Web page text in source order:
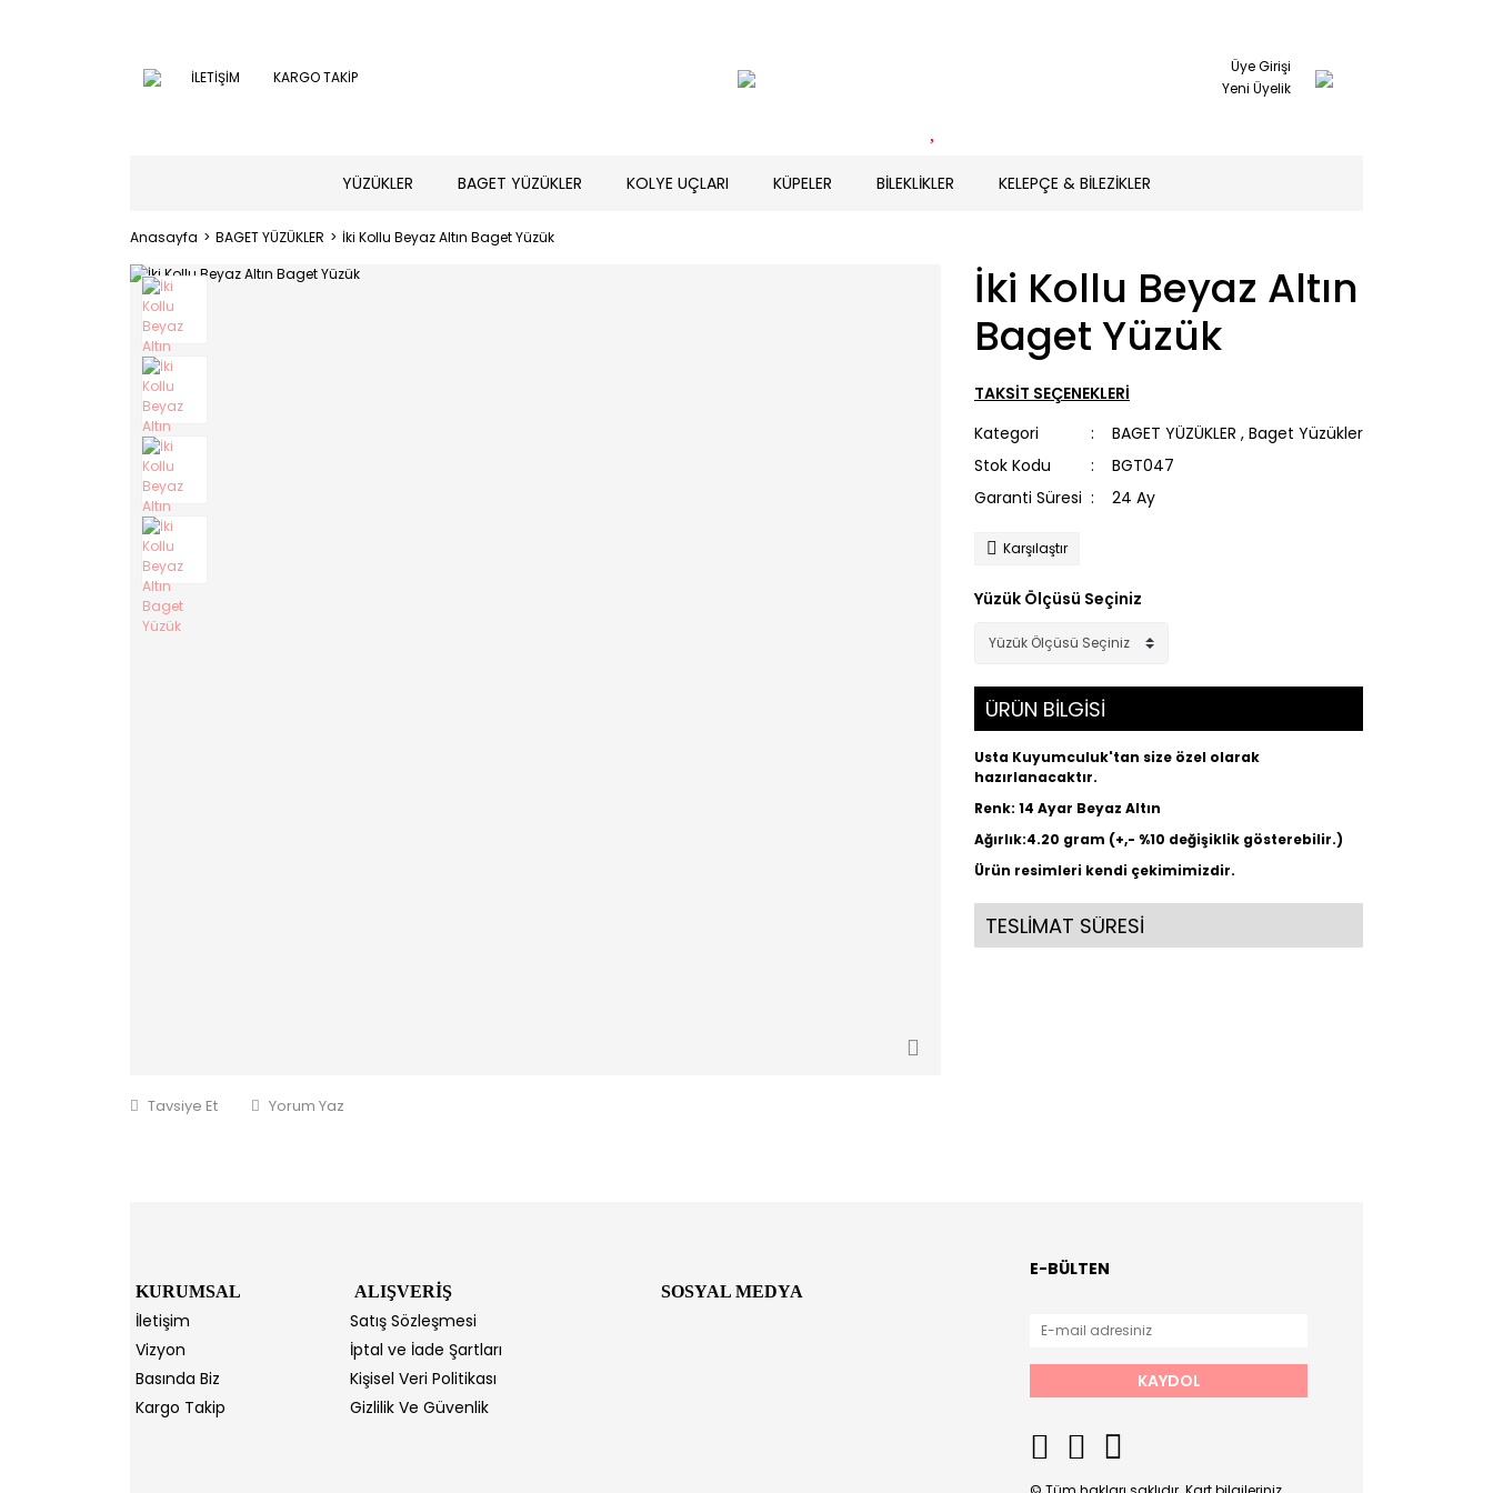
İLETİŞİM KARGO TAKİP
Üye Girişi
Yeni Üyelik
YÜZÜKLER BAGET YÜZÜKLER KOLYE UÇLARI KÜPELER BİLEKLİKLER KELEPÇE & BİLEZİKLER
Anasayfa BAGET YÜZÜKLER İki Kollu Beyaz Altın Baget Yüzük
Tavsiye Et Yorum Yaz
İki Kollu Beyaz Altın
Baget Yüzük
TAKSİT SEÇENEKLERİ
Kategori
BAGET YÜZÜKLER , Baget Yüzükler
Stok Kodu
BGT047
Garanti Süresi
24 Ay
Karşılaştır
Yüzük Ölçüsü Seçiniz
ÜRÜN BİLGİSİ
Usta Kuyumculuk'tan size özel olarak
hazırlanacaktır.
Renk: 14 Ayar Beyaz Altın
Ağırlık:4.20 gram (+,- %10 değişiklik gösterebilir.)
Ürün resimleri kendi çekimimizdir.
TESLİMAT SÜRESİ
KURUMSAL ALIŞVERİŞ SOSYAL MEDYA
İletişim
Satış Sözleşmesi
Vizyon
İptal ve İade Şartları
Basında Biz
Kişisel Veri Politikası
Kargo Takip
Gizlilik Ve Güvenlik
E-BÜLTEN
KAYDOL